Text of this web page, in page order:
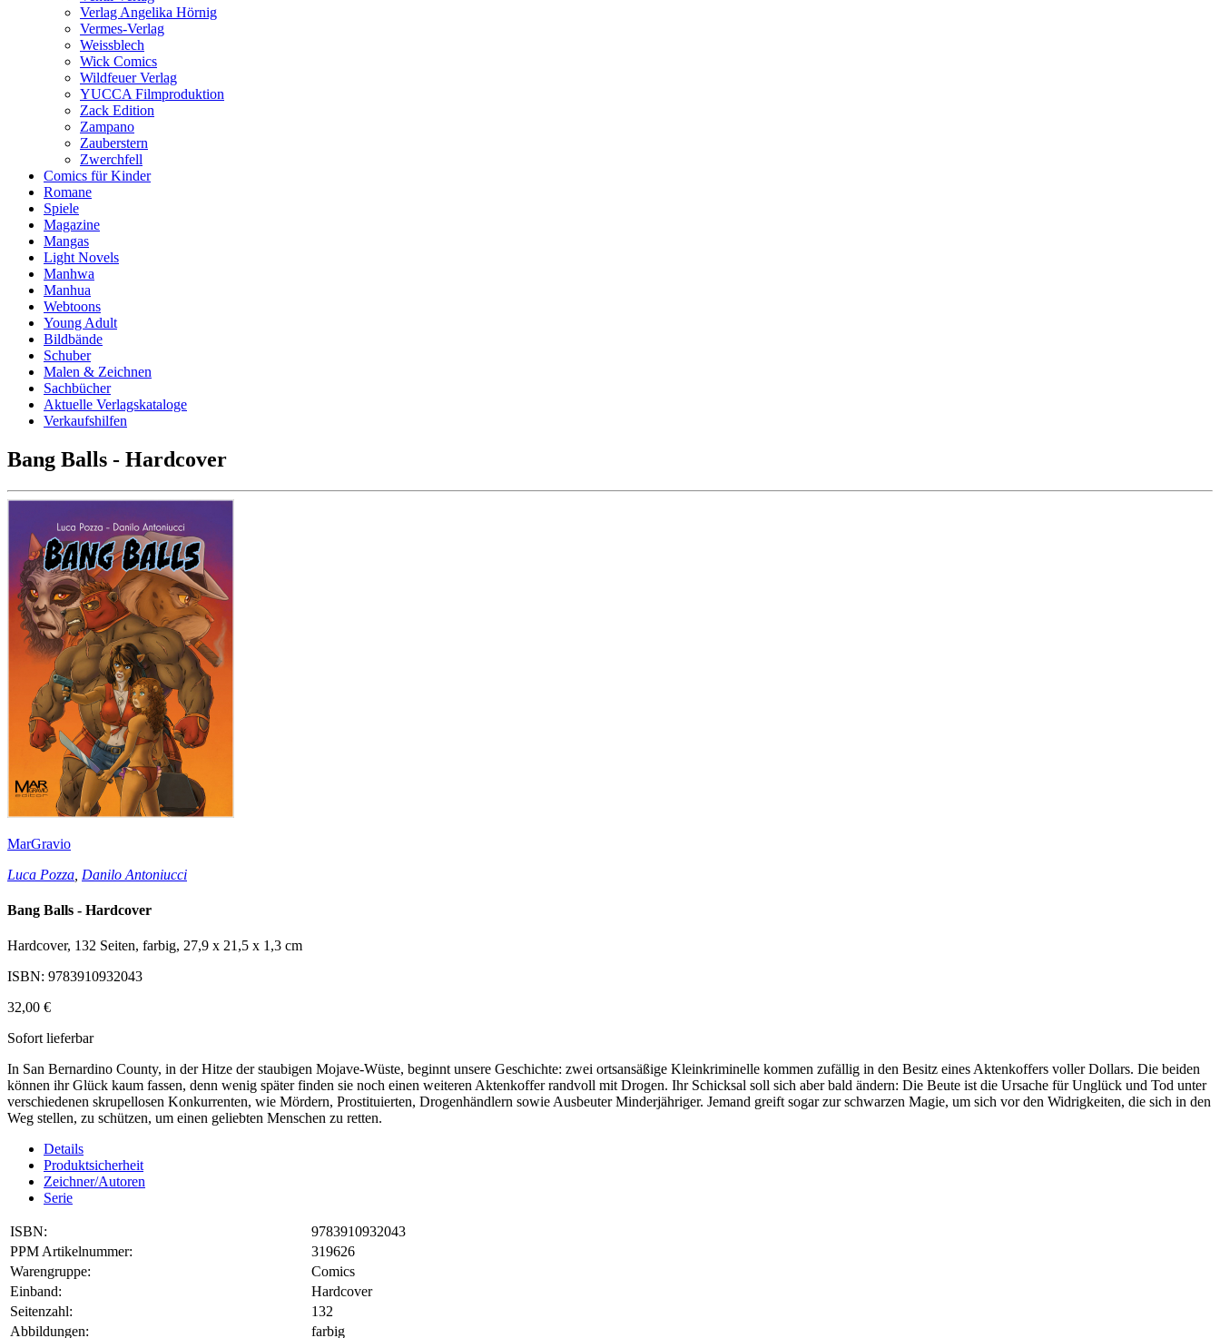
Verlag Angelika Hörnig
Vermes-Verlag
Weissblech
Wick Comics
Wildfeuer Verlag
YUCCA Filmproduktion
Zack Edition
Zampano
Zauberstern
Zwerchfell
Comics für Kinder
Romane
Spiele
Magazine
Mangas
Light Novels
Manhwa
Manhua
Webtoons
Young Adult
Bildbände
Schuber
Malen & Zeichnen
Sachbücher
Aktuelle Verlagskataloge
Verkaufshilfen
Bang Balls - Hardcover
MarGravio
Luca Pozza Danilo Antoniucci
Bang Balls - Hardcover
Hardcover, 132 Seiten, farbig, 27,9 x 21,5 x 1,3 cm
ISBN: 9783910932043
32,00 €
Sofort lieferbar
In San Bernardino County, in der Hitze der staubigen Mojave-Wüste, beginnt unsere Geschichte: zwei ortsansäßige Kleinkriminelle kommen zufällig in den Besitz eines Aktenkoffers voller Dollars. Die beiden
können ihr Glück kaum fassen, denn wenig später finden sie noch einen weiteren Aktenkoffer randvoll mit Drogen. Ihr Schicksal soll sich aber bald ändern: Die Beute ist die Ursache für Unglück und Tod unter
verschiedenen skrupellosen Konkurrenten, wie Mördern, Prostituierten, Drogenhändlern sowie Ausbeuter Minderjähriger. Jemand greift sogar zur schwarzen Magie, um sich vor den Widrigkeiten, die sich in den
Weg stellen, zu schützen, um einen geliebten Menschen zu retten.
Details
Produktsicherheit
Zeichner/Autoren
Serie
ISBN:
9783910932043
PPM Artikelnummer:
319626
Warengruppe:
Comics
Einband:
Hardcover
Seitenzahl:
132
Abbildungen:
farbig